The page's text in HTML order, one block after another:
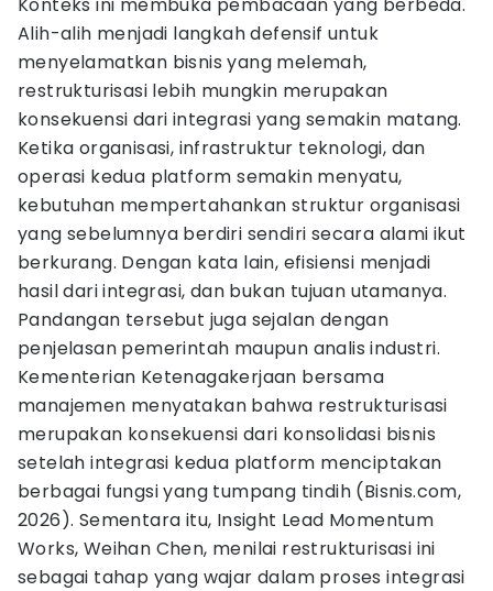
Alih-alih menjadi langkah defensif untuk
menyelamatkan bisnis yang melemah,
restrukturisasi lebih mungkin merupakan
konsekuensi dari integrasi yang semakin matang.
Ketika organisasi, infrastruktur teknologi, dan
operasi kedua platform semakin menyatu,
kebutuhan mempertahankan struktur organisasi
yang sebelumnya berdiri sendiri secara alami ikut
berkurang. Dengan kata lain, efisiensi menjadi
hasil dari integrasi, dan bukan tujuan utamanya.
Pandangan tersebut juga sejalan dengan
penjelasan pemerintah maupun analis industri.
Kementerian Ketenagakerjaan bersama
manajemen menyatakan bahwa restrukturisasi
merupakan konsekuensi dari konsolidasi bisnis
setelah integrasi kedua platform menciptakan
berbagai fungsi yang tumpang tindih (Bisnis.com,
2026). Sementara itu, Insight Lead Momentum
Works, Weihan Chen, menilai restrukturisasi ini
sebagai tahap yang wajar dalam proses integrasi